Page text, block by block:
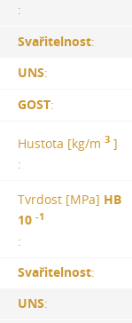
:
Svařitelnost:
UNS:
GOST:
Hustota [kg/m 3 ]
:
Tvrdost [MPa] HB
10 -1
:
Svařitelnost:
UNS: